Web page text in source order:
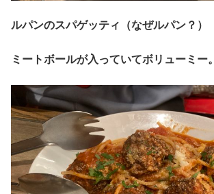
ルパンのスパゲッティ（なぜルパン？）
ミートボールが入っていてボリューミー。